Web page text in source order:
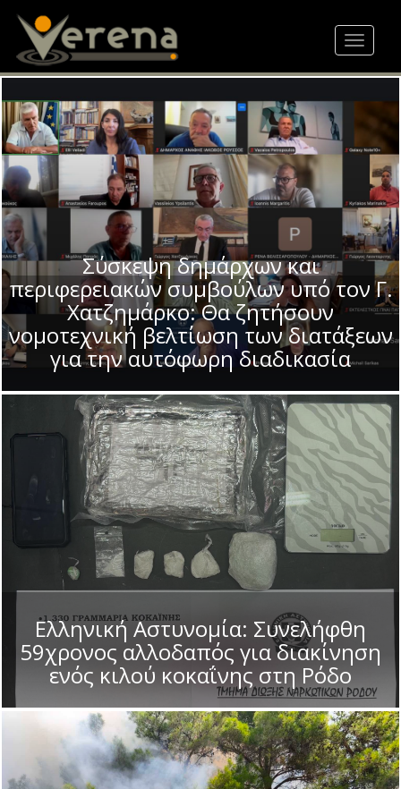
content
Toggle
Σύσκεψη δημάρχων και
περιφερειακών συμβούλων υπό τον Γ.
Χατζημάρκο: Θα ζητήσουν
νομοτεχνική βελτίωση των διατάξεων
για την αυτόφωρη διαδικασία
Ελληνική Αστυνομία: Συνελήφθη
59χρονος αλλοδαπός για διακίνηση
ενός κιλού κοκαΐνης στη Ρόδο